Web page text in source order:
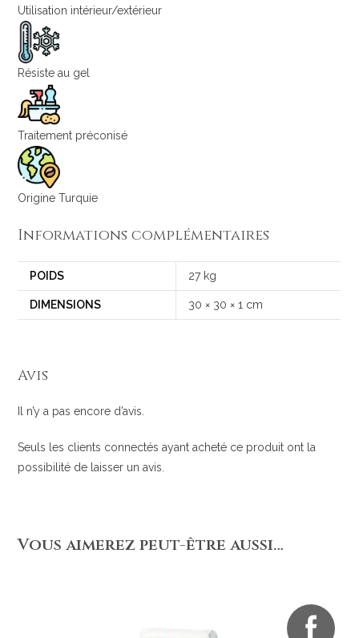
Utilisation intérieur/extérieur
Résiste au gel
Traitement préconisé
Origine Turquie
Informations complémentaires
POIDS 27 kg
DIMENSIONS 30 × 30 × 1 cm
Avis
Il n’y a pas encore d’avis.
Seuls les clients connectés ayant acheté ce produit ont la
possibilité de laisser un avis.
Vous aimerez peut-être aussi…